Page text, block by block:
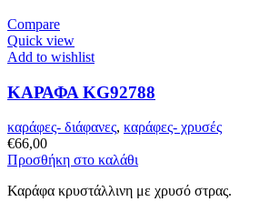
Compare
Quick view
Add to wishlist
ΚΑΡΑΦΑ KG92788
καράφες- διάφανες, καράφες- χρυσές
€66,00
Προσθήκη στο καλάθι
Καράφα κρυστάλλινη με χρυσό στρας.